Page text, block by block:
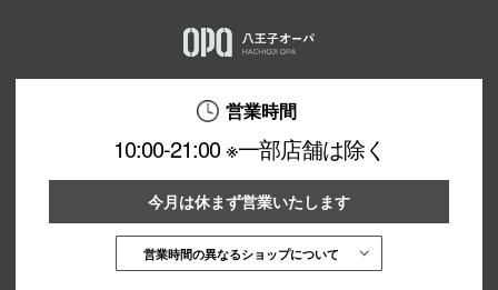
営業時間
10:00-21:00 ※一部店舗は除く
今月は休まず営業いたします
営業時間の異なるショップについて